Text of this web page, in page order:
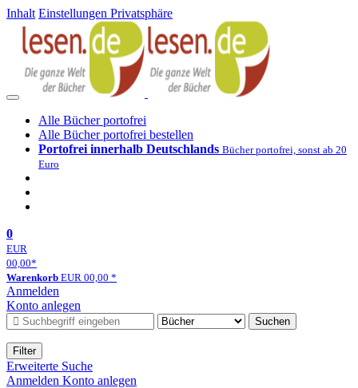
Inhalt Einstellungen Privatsphäre
Alle Bücher portofrei
Alle Bücher portofrei bestellen
Portofrei innerhalb Deutschlands Bücher portofrei, sonst ab 20
Euro
0
EUR
00,00*
Warenkorb EUR 00,00 *
Anmelden
Konto anlegen
Suchen
Filter
Erweiterte Suche
Anmelden Konto anlegen